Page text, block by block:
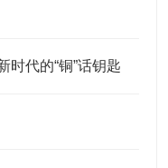
时代的“铜”话钥匙